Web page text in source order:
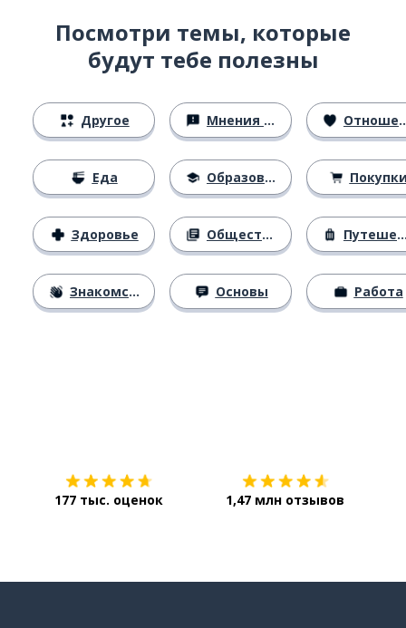
Посмотри темы, которые
будут тебе полезны
Другое
Еда
Здоровье
Знакомство
Мнения и убеждения
Образование
Общество
Основы
Отношения
Путешествия
Работа
177 тыс. оценок 1,47 млн отзывов